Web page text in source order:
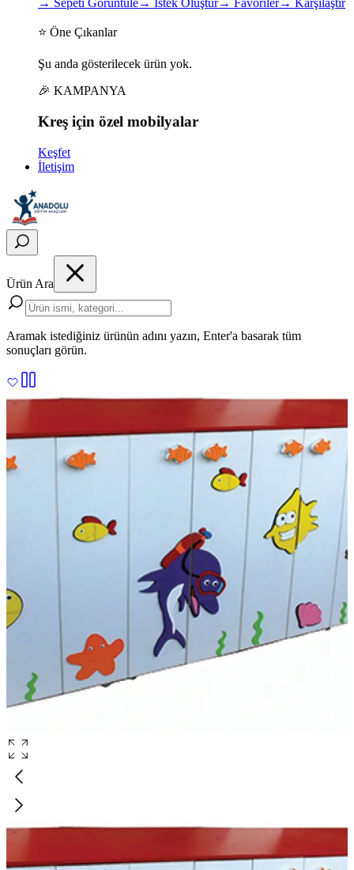
→ Sepeti Görüntüle→ İstek Oluştur→ Favoriler→ Karşılaştır
⭐ Öne Çıkanlar
Şu anda gösterilecek ürün yok.
🎉 KAMPANYA
Kreş için özel mobilyalar
Keşfet
İletişim
Ürün Ara
Aramak istediğiniz ürünün adını yazın, Enter'a basarak tüm
sonuçları görün.